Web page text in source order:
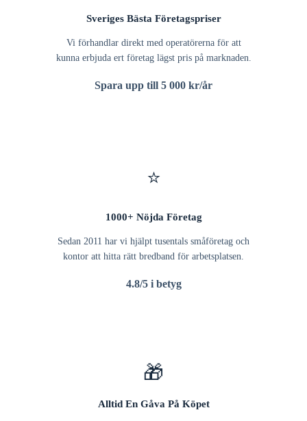
Sveriges Bästa Företagspriser
Vi förhandlar direkt med operatörerna för att
kunna erbjuda ert företag lägst pris på marknaden.
Spara upp till 5 000 kr/år
⭐
1000+ Nöjda Företag
Sedan 2011 har vi hjälpt tusentals småföretag och
kontor att hitta rätt bredband för arbetsplatsen.
4.8/5 i betyg
🎁
Alltid En Gåva På Köpet